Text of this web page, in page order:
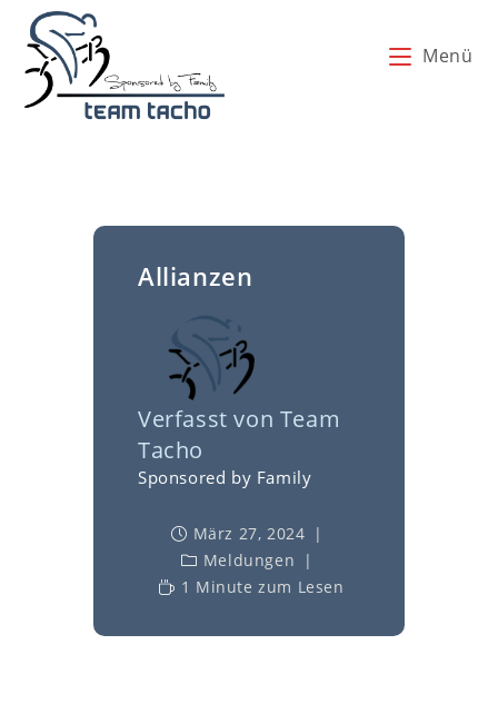
Inhalt
springen
Menü
Allianzen
Verfasst von Team
Tacho
Sponsored by Family
März 27, 2024
Meldungen
1 Minute zum Lesen